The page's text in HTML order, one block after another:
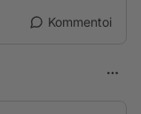
Kommentoi